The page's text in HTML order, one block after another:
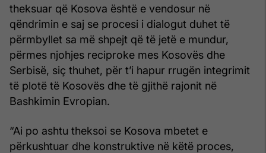
theksuar që Kosova është e vendosur në
qëndrimin e saj se procesi i dialogut duhet të
përmbyllet sa më shpejt që të jetë e mundur,
përmes njohjes reciproke mes Kosovës dhe
Serbisë, siç thuhet, për t’i hapur rrugën integrimit
të plotë të Kosovës dhe të gjithë rajonit në
Bashkimin Evropian.
“Ai po ashtu theksoi se Kosova mbetet e
përkushtuar dhe konstruktive në këtë proces,